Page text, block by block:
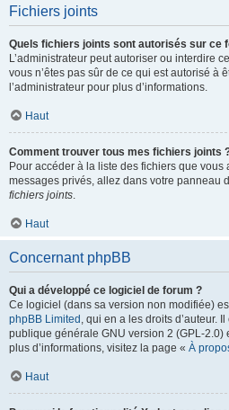
Fichiers joints
Quels fichiers joints sont autorisés sur ce
L’administrateur peut autoriser ou interdire
vous n’êtes pas sûr de ce qui est autorisé à
l’administrateur pour plus d’informations.
Haut
Comment trouver tous mes fichiers joints
Pour accéder à la liste des fichiers que vous
messages privés, allez dans votre panneau
fichiers joints.
Haut
Concernant phpBB
Qui a développé ce logiciel de forum ?
Ce logiciel (dans sa version non modifiée)
phpBB Limited , qui en a les droits d’auteur.
publique générale GNU version 2 (GPL-2.0)
plus d’informations, visitez la page « À
Haut